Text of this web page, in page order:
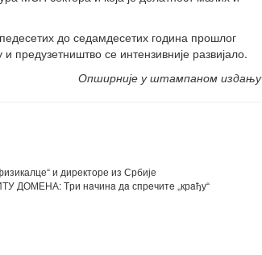
до седамдесетих година прошлог
предузетништво се интензивније развијало.
Опширније у штампаном издању
и директоре из Србије
Tри нaчинa дa спрeчитe „крaђу“